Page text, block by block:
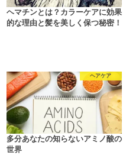
ヘマチンとは？カラーケアに効果
的な理由と髪を美しく保つ秘密！
ヘアケア
多分あなたの知らないアミノ酸の
世界